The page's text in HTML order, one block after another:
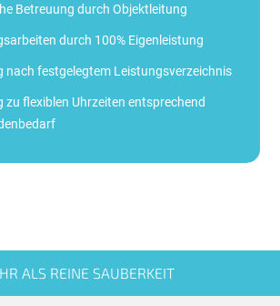
Betreuung durch Objektleitung
durch 100% Eigenleistung
nach festgelegtem Leistungsverzeichnis
zu flexiblen Uhrzeiten entsprechend
ALS REINE SAUBERKEIT